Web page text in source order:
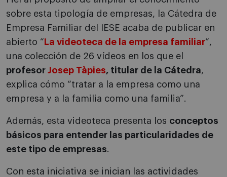
sobre esta tipología de empresas, la Cátedra de
Empresa Familiar del IESE acaba de publicar en
abierto “ La videoteca de la empresa familiar“,
una colección de 26 vídeos en los que el
profesor Josep Tàpies, titular de la Cátedra,
explica cómo “tratar a la empresa como una
empresa y a la familia como una familia”.
Además, esta videoteca presenta los conceptos
básicos para entender las particularidades de
este tipo de empresas.
Con esta iniciativa se inician las actividades